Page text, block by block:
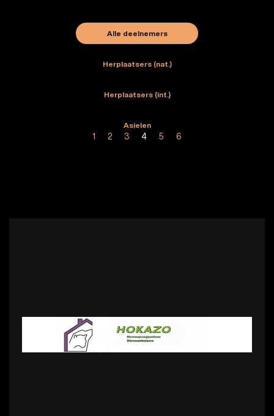
Alle deelnemers
Herplaatsers (nat.)
Herplaatsers (int.)
Asielen
1 2 3 4 5 6